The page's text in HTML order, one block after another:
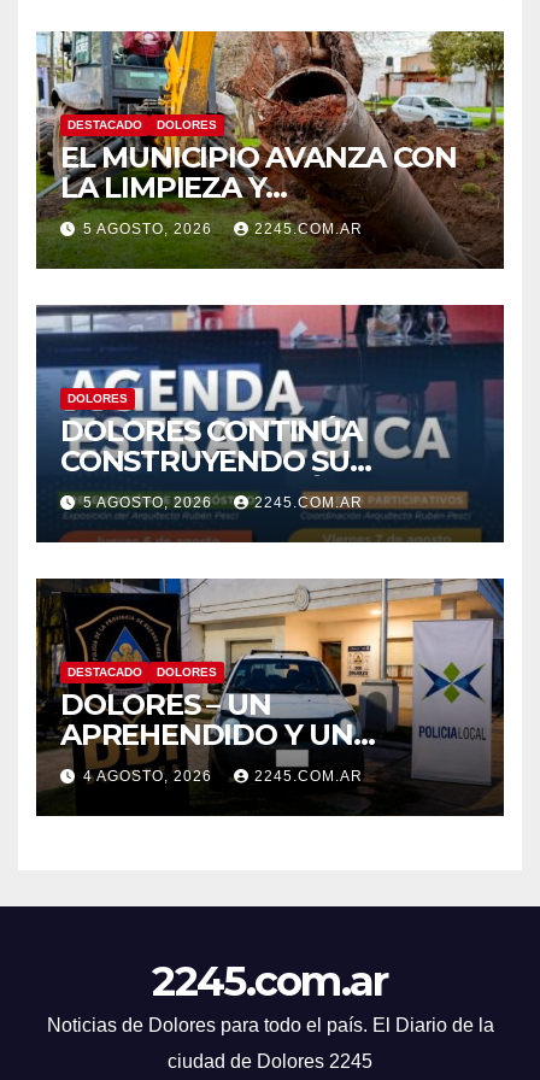
DESTACADO DOLORES
EL MUNICIPIO AVANZA CON
LA LIMPIEZA Y
MANTENIMIENTO DE
DESAGÜES
5 AGOSTO, 2026 2245.COM.AR
DOLORES
DOLORES CONTINÚA
CONSTRUYENDO SU
AGENDA ESTRATÉGICA CON
NUEVAS JORNADAS
PARTICIPATIVAS
5 AGOSTO, 2026 2245.COM.AR
DESTACADO DOLORES
DOLORES – UN
APREHENDIDO Y UN
VEHÍCULO SECUESTRADO
TRAS DISPAROS Y
AMENAZAS
4 AGOSTO, 2026 2245.COM.AR
2245.com.ar
Noticias de Dolores para todo el país. El Diario de la
ciudad de Dolores 2245